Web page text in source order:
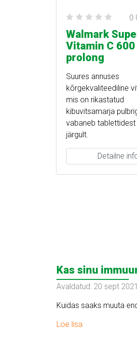
0
Walmark
Vitamin C 600
prolong
Suures annuses
kõrgekvaliteediline
mis on rikastatud
kibuvitsamarja
vabaneb tablettidest
järgult.
Detailne
Kas sinu
Avaldatud: 20 sept 2021
Kuidas saaks muuta
Loe lisa